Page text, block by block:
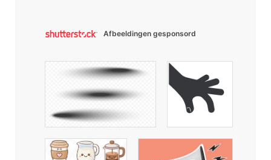
Afbeeldingen gesponsord